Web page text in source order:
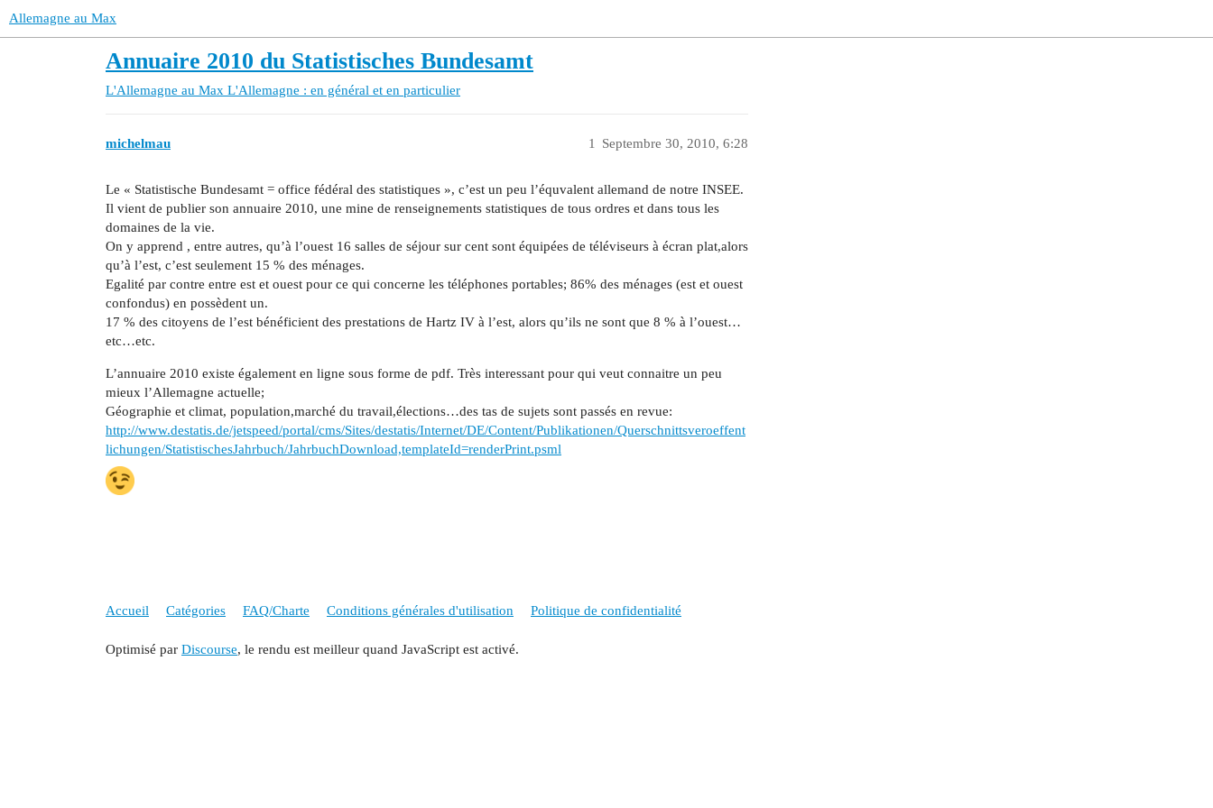
Allemagne au Max
Annuaire 2010 du Statistisches Bundesamt
L'Allemagne au Max L'Allemagne : en général et en particulier
michelmau Septembre 30, 2010, 6:28
1
Le « Statistische Bundesamt = office fédéral des statistiques », c’est un peu l’équvalent allemand de notre INSEE.
Il vient de publier son annuaire 2010, une mine de renseignements statistiques de tous ordres et dans tous les
domaines de la vie.
On y apprend , entre autres, qu’à l’ouest 16 salles de séjour sur cent sont équipées de téléviseurs à écran plat,alors
qu’à l’est, c’est seulement 15 % des ménages.
Egalité par contre entre est et ouest pour ce qui concerne les téléphones portables; 86% des ménages (est et ouest
confondus) en possèdent un.
17 % des citoyens de l’est bénéficient des prestations de Hartz IV à l’est, alors qu’ils ne sont que 8 % à l’ouest…
etc…etc.
L’annuaire 2010 existe également en ligne sous forme de pdf. Très interessant pour qui veut connaitre un peu
mieux l’Allemagne actuelle;
Géographie et climat, population,marché du travail,élections…des tas de sujets sont passés en revue:
http://www.destatis.de/jetspeed/portal/cms/Sites/destatis/Internet/DE/Content/Publikationen/Querschnittsveroeffent
lichungen/StatistischesJahrbuch/JahrbuchDownload,templateId=renderPrint.psml
Accueil Catégories FAQ/Charte Conditions générales d'utilisation Politique de confidentialité
Optimisé par Discourse, le rendu est meilleur quand JavaScript est activé.